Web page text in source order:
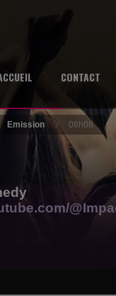
CONTACT
Emission 08h08